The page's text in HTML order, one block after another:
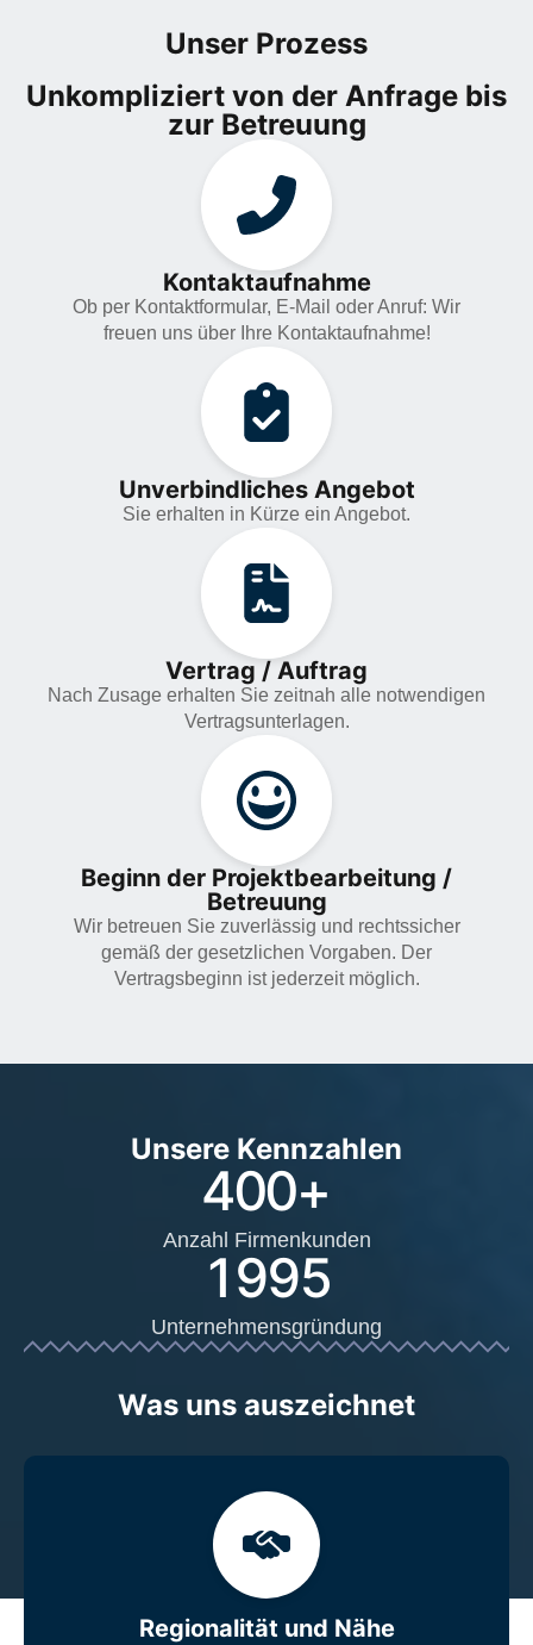
Unser Prozess
Unkompliziert von der Anfrage bis
zur Betreuung
Kontaktaufnahme
Ob per Kontaktformular, E-Mail oder Anruf: Wir
freuen uns über Ihre Kontaktaufnahme!
Unverbindliches Angebot
Sie erhalten in Kürze ein Angebot.
Vertrag / Auftrag
Nach Zusage erhalten Sie zeitnah alle notwendigen
Vertragsunterlagen.
Beginn der Projektbearbeitung /
Betreuung
Wir betreuen Sie zuverlässig und rechtssicher
gemäß der gesetzlichen Vorgaben. Der
Vertragsbeginn ist jederzeit möglich.
Unsere Kennzahlen
400+
Anzahl Firmenkunden
1995
Unternehmensgründung
Was uns auszeichnet
Regionalität und Nähe